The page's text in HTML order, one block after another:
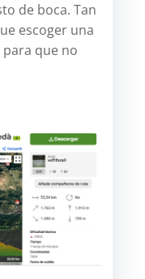
de boca. Tan
escoger una
que no